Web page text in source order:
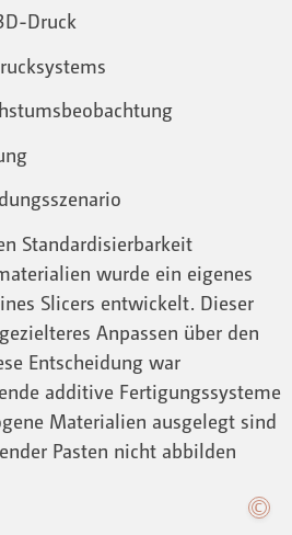
Druck
Standardisierbarkeit
wurde ein eigenes
Slicers entwickelt. Dieser
Anpassen über den
Entscheidung war
additive Fertigungssysteme
Materialien ausgelegt sind
Pasten nicht abbilden